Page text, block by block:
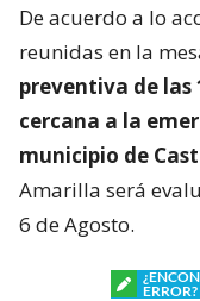
De acuerdo a lo
reunidas en la
preventiva de las
cercana a la
municipio de
Amarilla será
6 de Agosto.
ERROR?